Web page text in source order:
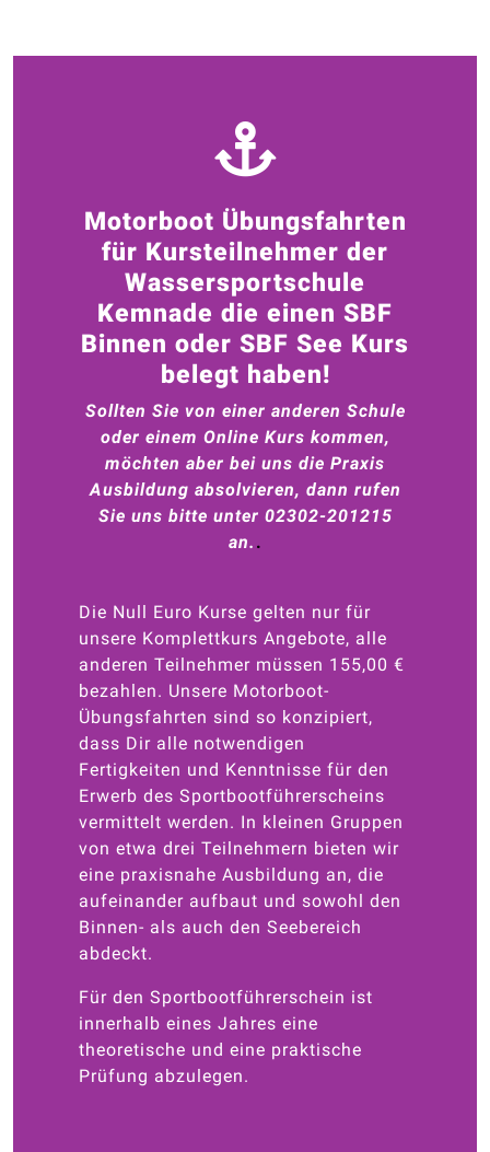
Motorboot Übungsfahrten
für Kursteilnehmer der
Wassersportschule
Kemnade die einen SBF
Binnen oder SBF See Kurs
belegt haben!
Sollten Sie von einer anderen Schule
oder einem Online Kurs kommen,
möchten aber bei uns die Praxis
Ausbildung absolvieren, dann rufen
Sie uns bitte unter 02302-201215
an. .
Die Null Euro Kurse gelten nur für
unsere Komplettkurs Angebote, alle
anderen Teilnehmer müssen 155,00 €
bezahlen. Unsere Motorboot-
Übungsfahrten sind so konzipiert,
dass Dir alle notwendigen
Fertigkeiten und Kenntnisse für den
Erwerb des Sportbootführerscheins
vermittelt werden. In kleinen Gruppen
von etwa drei Teilnehmern bieten wir
eine praxisnahe Ausbildung an, die
aufeinander aufbaut und sowohl den
Binnen- als auch den Seebereich
abdeckt.
Für den Sportbootführerschein ist
innerhalb eines Jahres eine
theoretische und eine praktische
Prüfung abzulegen.